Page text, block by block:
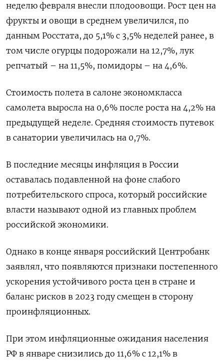
неделю февраля внесли плодоовощи. Рост цен на
фрукты и овощи в среднем увеличился, по
данным Росстата, до 5,1% с 3,5% неделей ранее, в
том числе огурцы подорожали на 12,7%, лук
репчатый – на 11,5%, помидоры – на 4,6%.
Стоимость полета в салоне экономкласса
самолета выросла на 0,6% после роста на 4,2% на
предыдущей неделе. Средняя стоимость путевок
в санатории увеличилась на 0,7%.
В последние месяцы инфляция в России
оставалась подавленной на фоне слабого
потребительского спроса, который российские
власти называют одной из главных проблем
российской экономики.
Однако в конце января российский Центробанк
заявлял, что появляются признаки постепенного
ускорения устойчивого роста цен в стране и
баланс рисков в 2023 году смещен в сторону
проинфляционных.
При этом инфляционные ожидания населения
РФ в январе снизились до 11,6% с 12,1% в